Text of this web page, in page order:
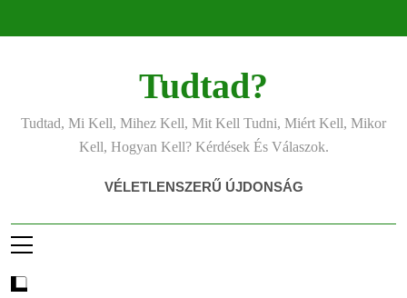
Tudtad?
Tudtad, Mi Kell, Mihez Kell, Mit Kell Tudni, Miért Kell, Mikor
Kell, Hogyan Kell? Kérdések És Válaszok.
VÉLETLENSZERŰ ÚJDONSÁG